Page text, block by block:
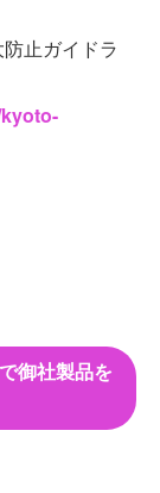
止ガイドラ
御社製品を